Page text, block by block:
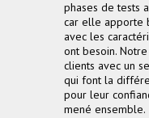
phases de tests
car elle apporte
avec les
ont besoin.
clients avec un
qui font la
pour leur
mené ensemble.